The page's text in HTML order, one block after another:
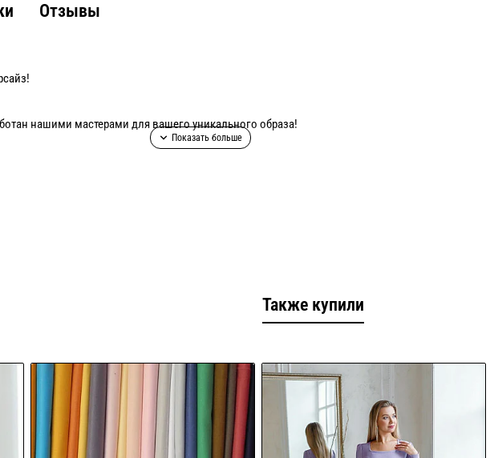
Отзывы
нашими мастерами для вашего уникального образа!
Также купили